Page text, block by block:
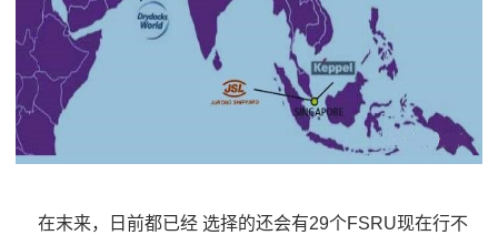
在末来，日前都已经 选择的还会有29个FSRU现在行不